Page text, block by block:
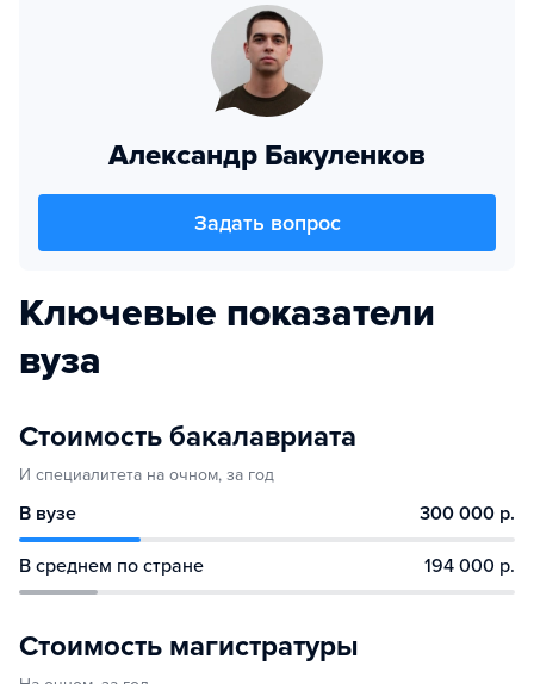
Александр Бакуленков
Задать вопрос
Ключевые показатели
вуза
Стоимость бакалавриата
И специалитета на очном, за год
В вузе 300 000 р.
В среднем по стране 194 000 р.
Стоимость магистратуры